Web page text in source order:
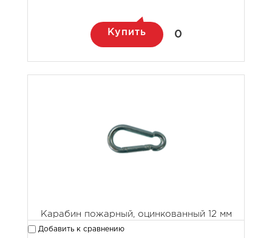
Купить 0
Карабин пожарный, оцинкованный 12 мм
Добавить к сравнению